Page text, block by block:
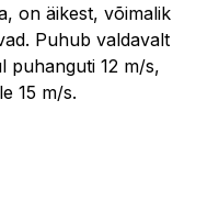
on äikest, võimalik
Puhub valdavalt
puhanguti 12 m/s,
15 m/s.